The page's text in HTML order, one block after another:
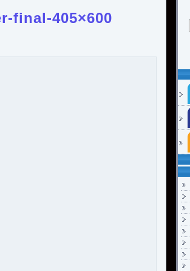
final-405×600